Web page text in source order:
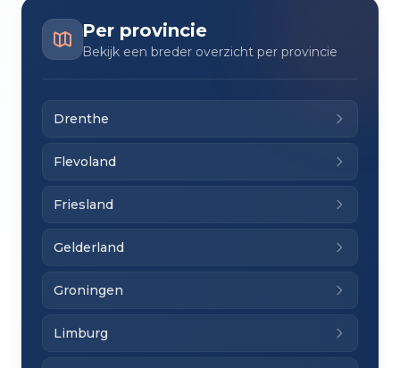
Per provincie
Bekijk een breder overzicht per provincie
Drenthe
Flevoland
Friesland
Gelderland
Groningen
Limburg